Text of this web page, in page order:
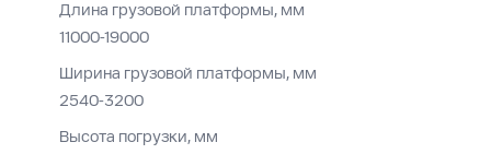
Длина грузовой платформы, мм
11000-19000
Ширина грузовой платформы, мм
2540-3200
Высота погрузки, мм